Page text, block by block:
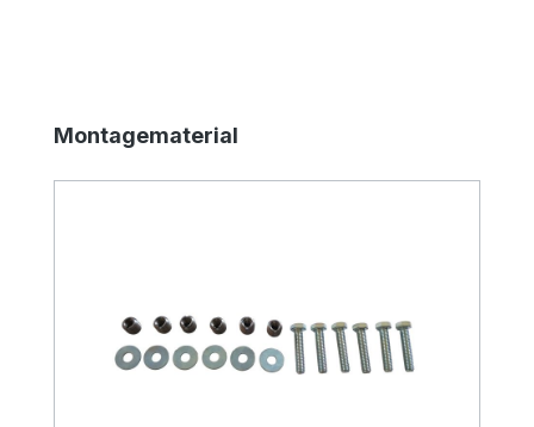
Produktgalerie überspringen
Montagematerial